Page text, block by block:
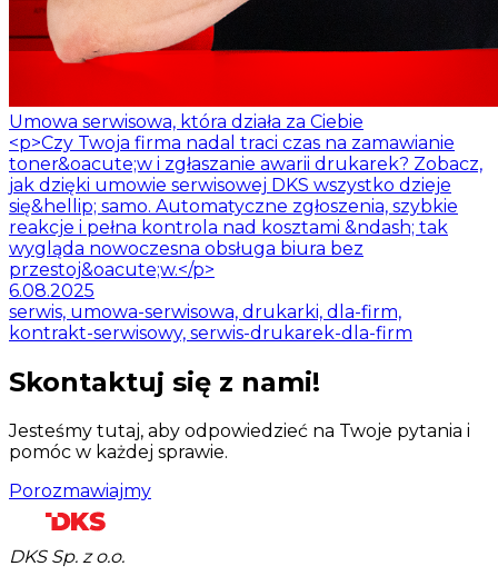
Umowa serwisowa, która działa za Ciebie
<p>Czy Twoja firma nadal traci czas na zamawianie
toner&oacute;w i zgłaszanie awarii drukarek? Zobacz,
jak dzięki umowie serwisowej DKS wszystko dzieje
się&hellip; samo. Automatyczne zgłoszenia, szybkie
reakcje i pełna kontrola nad kosztami &ndash; tak
wygląda nowoczesna obsługa biura bez
przestoj&oacute;w.</p>
6.08.2025
serwis, umowa-serwisowa, drukarki, dla-firm,
kontrakt-serwisowy, serwis-drukarek-dla-firm
Skontaktuj się z nami!
Jesteśmy tutaj, aby odpowiedzieć na Twoje pytania i
pomóc w każdej sprawie.
Porozmawiajmy
DKS Sp. z o.o.